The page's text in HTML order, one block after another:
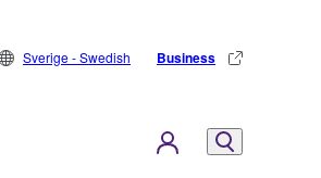
Sverige - Swedish Business